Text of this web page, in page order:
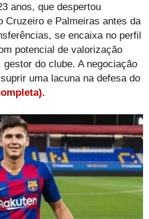
anos, que despertou
Cruzeiro e Palmeiras antes da
se encaixa no perfil
potencial de valorização
do clube. A negociação
uma lacuna na defesa do